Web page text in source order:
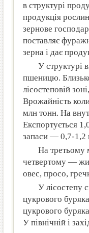
в структурі
продукція
зернове
поставляє
зерна і дає
У структурі
пшеницю.
лісостеповій
Врожайність
млн тонн. На
Експортується
запаси — 0,7-1,2
На третьому
четвертому —
овес, просо,
У лісостепу
цукрового
цукрового
У північній і